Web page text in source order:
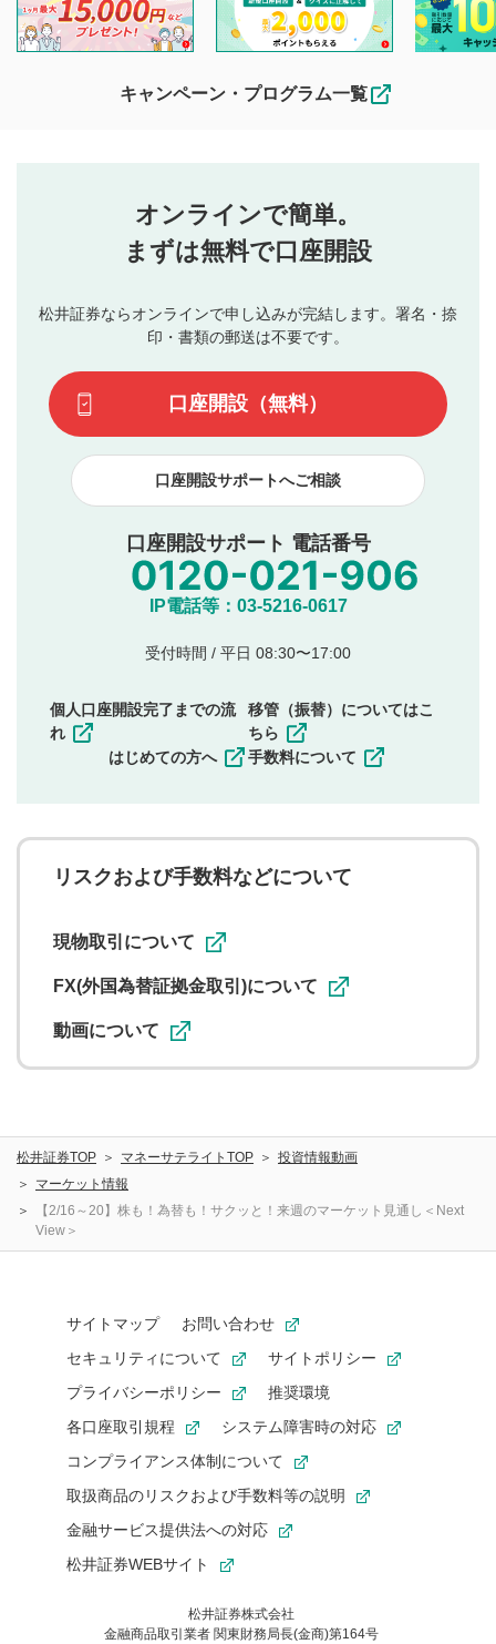
投稿するボタン
星で評価をすると投稿できます。（お名前とコメント
3
動画の評価
です）
閲覧および投稿を行うものとしてください。
他の利用者が動画を視聴される際の参考になるコメントをお
待ちしております。
なお、投稿をもって、本注意事項に同意されたものとみなし
行ってください。
当社は、利用者同士、もしくは利用者と第三者間のトラ
ブルによって生じた損害に対して一切の責任を負いませ
評価およびコメントは当社にて審査のうえ、掲載となり
ます。掲載されるまでに日数がかかる場合や掲載されない
てはお答えできません。各動画コンテンツへの掲載をもっ
て結果のご連絡といたします。ご了承ください。
下記の項目に該当すると判断された投稿内容は、掲載を
見合わせる場合がございます。
本動画コンテンツとは無関係の内容の投稿
他者への誹謗中傷や差別的表現投稿
公序良俗に反する内容の投稿
氏名、住所、電話番号など個人を特定できる情報の
他のサイトへの誘導や営利目的、広告・宣伝を目
他者の権利（商標、著作権、その他の知的財産
その他当社が不適切と判断した投稿
一度投稿した評価およびコメントの変更・削除はできま
に関する著作者人格権を行使しないことに同意します。利
用者が投稿したコメントは、当社サービスの広告・宣伝、
ることがあります。
キャンペーン・プログラム一覧
オンラインで簡単。
まずは無料で口座開設
松井証券ならオンラインで申し込みが完結します。署名・捺
印・書類の郵送は不要です。
口座開設（無料）
口座開設サポートへご相談
口座開設サポート 電話番号
IP電話等：03-5216-0617
受付時間 / 平日 08:30〜17:00
個人口座開設完了までの流
れ
はじめての方へ
移管（振替）についてはこ
ちら
手数料について
リスクおよび手数料などについて
現物取引について
FX(外国為替証拠金取引)について
動画について
松井証券TOP マネーサテライトTOP
投資情報動画
マーケット情報
【2/16～20】株も！為替も！サクッと！来週のマーケット見通し＜Next
View＞
サイトマップ
お問い合わせ
セキュリティについて
サイトポリシー
プライバシーポリシー
推奨環境
各口座取引規程
システム障害時の対応
コンプライアンス体制について
取扱商品のリスクおよび手数料等の説明
金融サービス提供法への対応
松井証券WEBサイト
松井証券株式会社
金融商品取引業者 関東財務局長(金商)第164号
お気に入り機能は松井証券の会員限定の機能です。